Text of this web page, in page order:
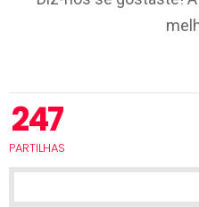
247
PARTILHAS